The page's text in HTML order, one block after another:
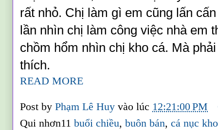
rất nhỏ. Chị làm gì em cũng lấn
lần nhìn chị làm công việc nhà em
chồm hổm nhìn chị kho cá. Mà
thích.
READ MORE
Post byPhạm Lê Huyvào lúc 12:21:00 PM
Qui nhơn11buổi chiều,buôn bán,cá nục kho